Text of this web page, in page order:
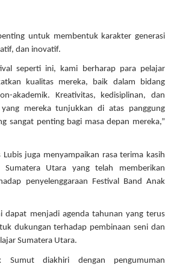
untuk membentuk karakter generasi
dan inovatif.
seperti ini, kami berharap para pelajar
kualitas mereka, baik dalam bidang
akademik. Kreativitas, kedisiplinan, dan
yang mereka tunjukkan di atas panggung
sangat penting bagi masa depan mereka,”
juga menyampaikan rasa terima kasih
Sumatera Utara yang telah memberikan
penyelenggaraan Festival Band Anak
dapat menjadi agenda tahunan yang terus
dukungan terhadap pembinaan seni dan
Sumatera Utara.
Sumut diakhiri dengan pengumuman